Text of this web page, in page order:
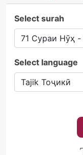
Select surah
Select language